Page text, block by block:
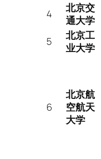
4
北京交
通大学
5
北京工
业大学
6
北京航
空航天
大学